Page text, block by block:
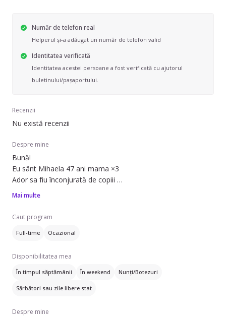
Număr de telefon real
Helperul și-a adăugat un număr de telefon valid
Identitatea verificată
Identitatea acestei persoane a fost verificată cu ajutorul
buletinului/pașaportului.
Recenzii
Nu există recenzii
Despre mine
Bună!
Eu sânt Mihaela 47 ani mama ×3
Ador sa fiu înconjurată de copiii
Pasiunea mea este Cofetăria/Patiseria cu care cochetez ori
Mai multe
Caut program
Full-time Ocazional
Disponibilitatea mea
În timpul săptămânii În weekend Nunți/Botezuri
Sărbători sau zile libere stat
Despre mine